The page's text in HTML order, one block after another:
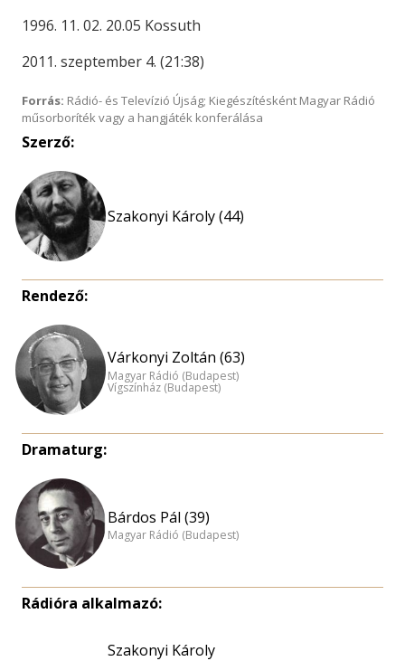
1996. 11. 02. 20.05 Kossuth
2011. szeptember 4. (21:38)
Forrás: Rádió- és Televízió Újság; Kiegészítésként Magyar Rádió
műsorboríték vagy a hangjáték konferálása
Szerző:
Szakonyi Károly (44)
Rendező:
Várkonyi Zoltán (63)
Magyar Rádió (Budapest)
Vígszínház (Budapest)
Dramaturg:
Bárdos Pál (39)
Magyar Rádió (Budapest)
Rádióra alkalmazó:
Szakonyi Károly